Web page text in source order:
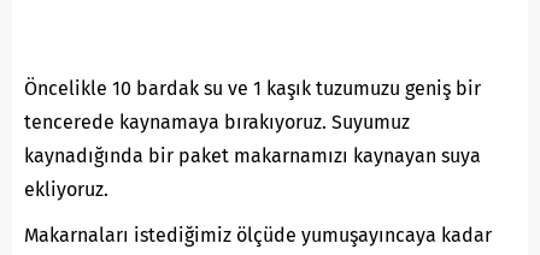
Öncelikle 10 bardak su ve 1 kaşık tuzumuzu geniş bir
tencerede kaynamaya bırakıyoruz. Suyumuz
kaynadığında bir paket makarnamızı kaynayan suya
ekliyoruz.
Makarnaları istediğimiz ölçüde yumuşayıncaya kadar